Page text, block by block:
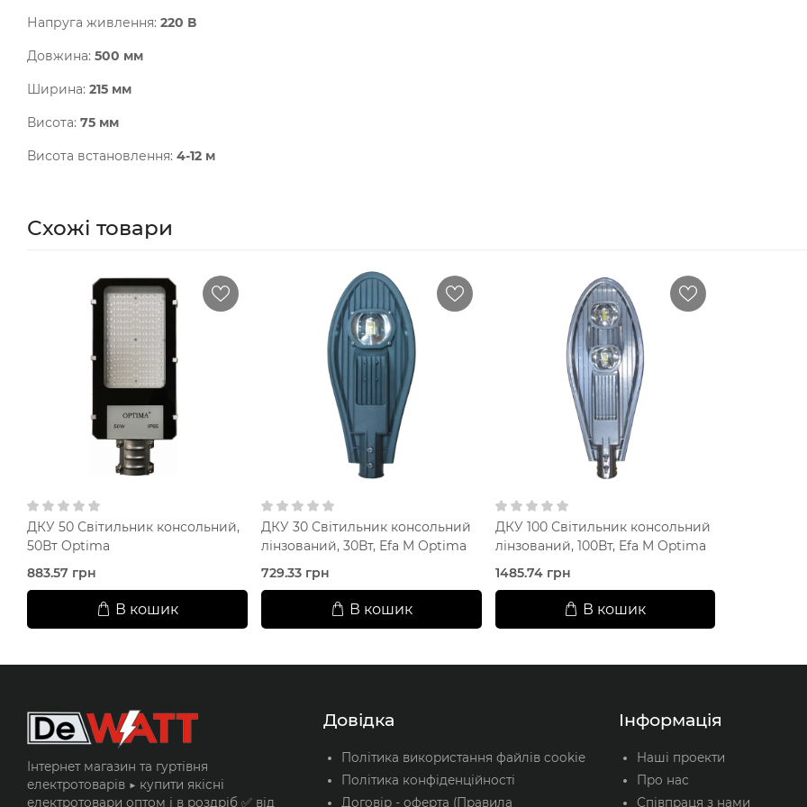
Напруга живлення: 220 В
Довжина: 500 мм
Ширина: 215 мм
Висота: 75 мм
Висота встановлення: 4-12 м
Схожі товари
ДКУ 50 Світильник консольний,
50Вт Optima
883.57 грн
В кошик
ДКУ 30 Світильник консольний
лінзований, 30Вт, Efa M Optima
729.33 грн
В кошик
ДКУ 100 Світильник консольний
лінзований, 100Вт, Efa M Optima
1485.74 грн
В кошик
Інтернет магазин та гуртівня
електротоварів ▶️ купити якісні
електротовари оптом і в роздріб ✅ від
Довідка
Політика використання файлів cookie
Політика конфіденційності
Договір - оферта (Правила
Інформація
Наші проекти
Про нас
Співпраця з нами